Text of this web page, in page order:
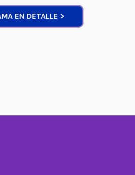
EN DETALLE >